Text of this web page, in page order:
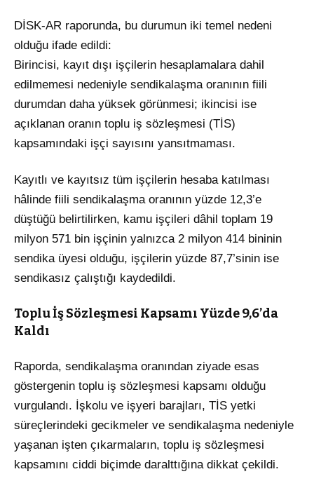
DİSK-AR raporunda, bu durumun iki temel nedeni
olduğu ifade edildi:
Birincisi, kayıt dışı işçilerin hesaplamalara dahil
edilmemesi nedeniyle sendikalaşma oranının fiili
durumdan daha yüksek görünmesi; ikincisi ise
açıklanan oranın toplu iş sözleşmesi (TİS)
kapsamındaki işçi sayısını yansıtmaması.
Kayıtlı ve kayıtsız tüm işçilerin hesaba katılması
hâlinde fiili sendikalaşma oranının yüzde 12,3’e
düştüğü belirtilirken, kamu işçileri dâhil toplam 19
milyon 571 bin işçinin yalnızca 2 milyon 414 bininin
sendika üyesi olduğu, işçilerin yüzde 87,7’sinin ise
sendikasız çalıştığı kaydedildi.
Toplu İş Sözleşmesi Kapsamı Yüzde 9,6’da
Kaldı
Raporda, sendikalaşma oranından ziyade esas
göstergenin toplu iş sözleşmesi kapsamı olduğu
vurgulandı. İşkolu ve işyeri barajları, TİS yetki
süreçlerindeki gecikmeler ve sendikalaşma nedeniyle
yaşanan işten çıkarmaların, toplu iş sözleşmesi
kapsamını ciddi biçimde daralttığına dikkat çekildi.